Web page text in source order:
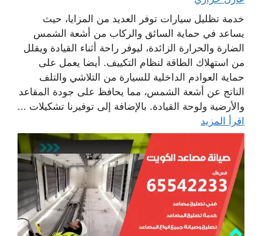
خدمة تظليل سيارات توفر العديد من المزايا، حيث
يساعد في حماية السائق والركاب من أشعة الشمس
الضارة والحرارة الزائدة، ليوفر راحة أثناء القيادة ويقلل
من استهلاك الطاقة لنظام التكييف. أيضا يعمل على
حماية العوادم الداخلية للسيارة من التلاشي والتلف
الناتج عن أشعة الشمس، مما يحافظ على جودة المقاعد
والأرضية ولوحة القيادة. بالإضافة إلى توفيرنا تشكيلات ...
اقرأ المزيد